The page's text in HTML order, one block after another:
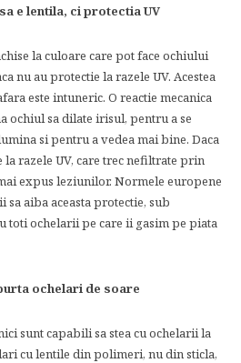
e lentila, ci protectia UV
la culoare care pot face ochiului
nu au protectie la razele UV. Acestea
este intuneric. O reactie mecanica
ochiul sa dilate irisul, pentru a se
si pentru a vedea mai bine. Daca
razele UV, care trec nefiltrate prin
expus leziunilor. Normele europene
aiba aceasta protectie, sub
toti ochelarii pe care ii gasim pe piata
ochelari de soare
sunt capabili sa stea cu ochelarii la
cu lentile din polimeri, nu din sticla,